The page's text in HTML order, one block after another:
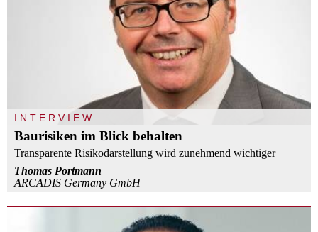
INTERVIEW
Baurisiken im Blick behalten
Transparente Risikodarstellung wird zunehmend wichtiger
Thomas Portmann
ARCADIS Germany GmbH